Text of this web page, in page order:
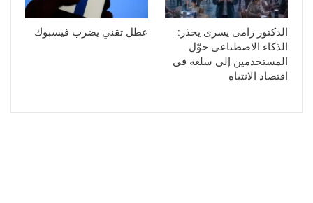
الدكتور رامى يسرى يحذر:
الذكاء الاصطناعى حوّل
المستخدمين إلى سلعة فى
اقتصاد الانتباه
عطل تقني يضرب فيسبوك